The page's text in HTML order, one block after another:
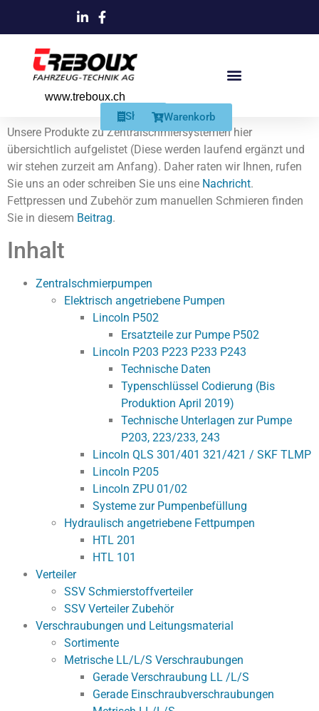
www.treboux.ch
Shop Warenkorb
Unsere Produkte zu Zentralschmiersystemen hier
übersichtlich aufgelistet (Diese werden laufend ergänzt und
wir stehen zurzeit am Anfang). Daher raten wir Ihnen, rufen
Sie uns an oder schreiben Sie uns eine Nachricht.
Fettpressen und Zubehör zum manuellen Schmieren finden
Sie in diesem Beitrag.
Inhalt
Zentralschmierpumpen
Elektrisch angetriebene Pumpen
Lincoln P502
Ersatzteile zur Pumpe P502
Lincoln P203 P223 P233 P243
Technische Daten
Typenschlüssel Codierung (Bis
Produktion April 2019)
Technische Unterlagen zur Pumpe
P203, 223/233, 243
Lincoln QLS 301/401 321/421 / SKF TLMP
Lincoln P205
Lincoln ZPU 01/02
Systeme zur Pumpenbefüllung
Hydraulisch angetriebene Fettpumpen
HTL 201
HTL 101
Verteiler
SSV Schmierstoffverteiler
SSV Verteiler Zubehör
Verschraubungen und Leitungsmaterial
Sortimente
Metrische LL/L/S Verschraubungen
Gerade Verschraubung LL /L/S
Gerade Einschraubverschraubungen